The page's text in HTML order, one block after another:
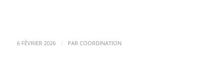
6 FÉVRIER 2026 / PAR COORDINATION